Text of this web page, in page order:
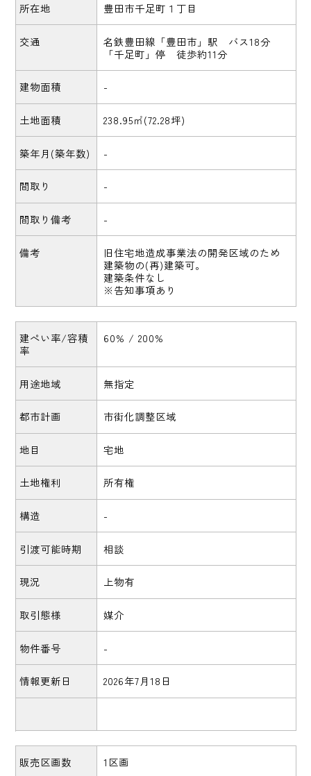
所在地 豊田市千足町１丁目
交通
名鉄豊田線「豊田市」駅 バス18分
「千足町」停 徒歩約11分
建物面積 -
土地面積 238.95㎡(72.28坪)
築年月(築年数) -
間取り -
間取り備考 -
備考
旧住宅地造成事業法の開発区域のため
建築物の(再)建築可。
建築条件なし
※告知事項あり
建ぺい率/容積
率
60% / 200%
用途地域 無指定
都市計画 市街化調整区域
地目 宅地
土地権利 所有権
構造 -
引渡可能時期 相談
現況 上物有
取引態様 媒介
物件番号 -
情報更新日 2026年7月18日
販売区画数 1区画